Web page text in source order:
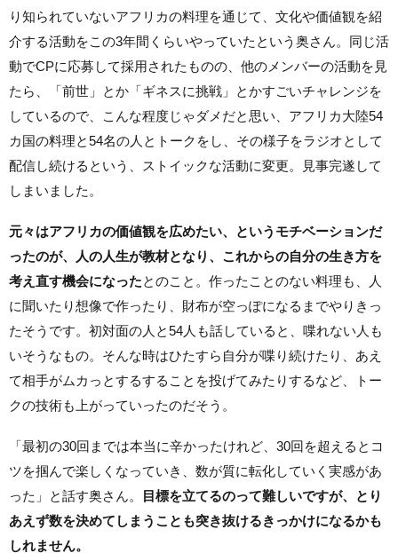
り知られていないアフリカの料理を通じて、文化や価値観を紹
介する活動をこの3年間くらいやっていたという奥さん。同じ活
動でCPに応募して採用されたものの、他のメンバーの活動を見
たら、「前世」とか「ギネスに挑戦」とかすごいチャレンジを
しているので、こんな程度じゃダメだと思い、アフリカ大陸54
カ国の料理と54名の人とトークをし、その様子をラジオとして
配信し続けるという、ストイックな活動に変更。見事完遂して
しまいました。
元々はアフリカの価値観を広めたい、というモチベーションだ
ったのが、人の人生が教材となり、これからの自分の生き方を
考え直す機会になったとのこと。作ったことのない料理も、人
に聞いたり想像で作ったり、財布が空っぽになるまでやりきっ
たそうです。初対面の人と54人も話していると、喋れない人も
いそうなもの。そんな時はひたすら自分が喋り続けたり、あえ
て相手がムカっとするすることを投げてみたりするなど、トー
クの技術も上がっていったのだそう。
「最初の30回までは本当に辛かったけれど、30回を超えるとコ
ツを掴んで楽しくなっていき、数が質に転化していく実感があ
った」と話す奥さん。
目標を立てるのって難しいですが、とり
あえず数を決めてしまうことも突き抜けるきっかけになるかも
しれません。